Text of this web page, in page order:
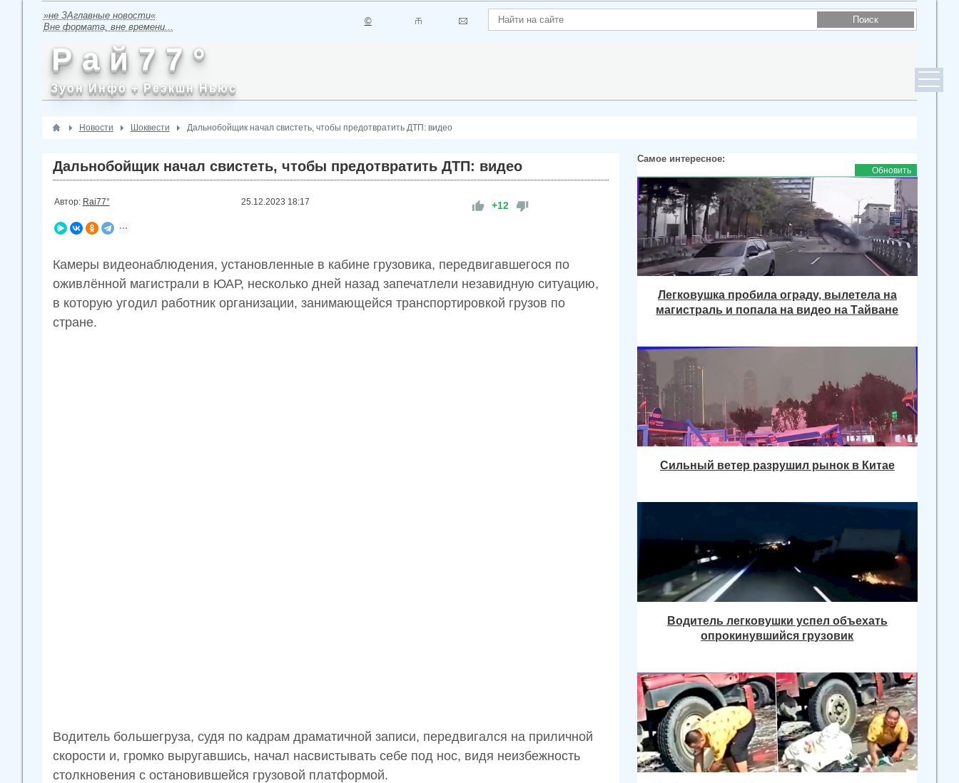
»не ЗАглавные новости«
Вне формата, вне времени...
©
Р а й 7 7 °
Зуон Инфо + Реэкшн Ньюс
Новости Шоквести Дальнобойщик начал свистеть, чтобы предотвратить ДТП: видео
Дальнобойщик начал свистеть, чтобы предотвратить ДТП: видео
Автор: Rai77° 25.12.2023 18:17 +12
Камеры видеонаблюдения, установленные в кабине грузовика, передвигавшегося по
оживлённой магистрали в ЮАР, несколько дней назад запечатлели незавидную ситуацию,
в которую угодил работник организации, занимающейся транспортировкой грузов по
стране.
Водитель большегруза, судя по кадрам драматичной записи, передвигался на приличной
скорости и, громко выругавшись, начал насвистывать себе под нос, видя неизбежность
столкновения с остановившейся грузовой платформой.
Самое интересное:
Обновить
Легковушка пробила ограду, вылетела на
магистраль и попала на видео на Тайване
Сильный ветер разрушил рынок в Китае
Водитель легковушки успел объехать
опрокинувшийся грузовик